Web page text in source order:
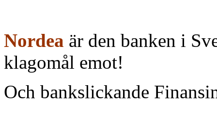
Nordea är den banken i
klagomål emot!
Och bankslickande